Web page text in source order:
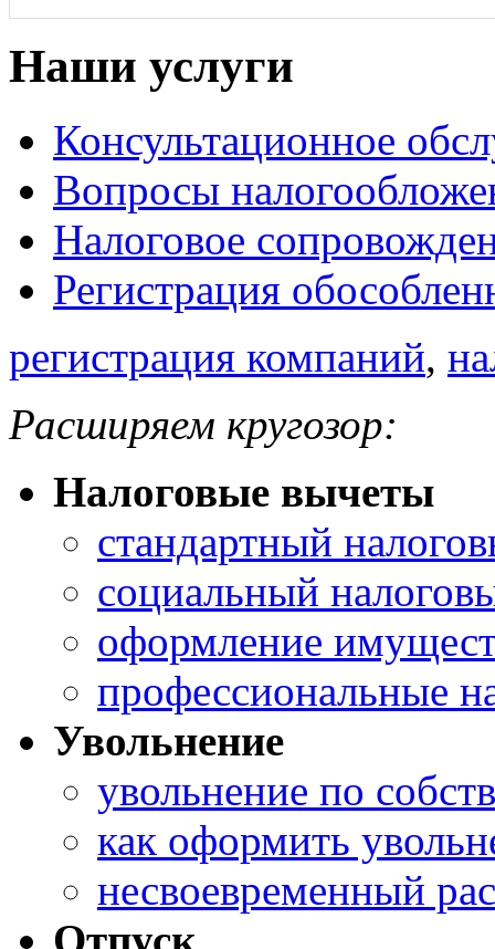
Наши услуги
Консультационное
Вопросы
Налоговое
Регистрация
регистрация компаний,
Расширяем кругозор:
Налоговые вычеты
стандартный
социальный
оформление
профессиональные
Увольнение
увольнение по
как оформить
несвоевременный
Отпуск